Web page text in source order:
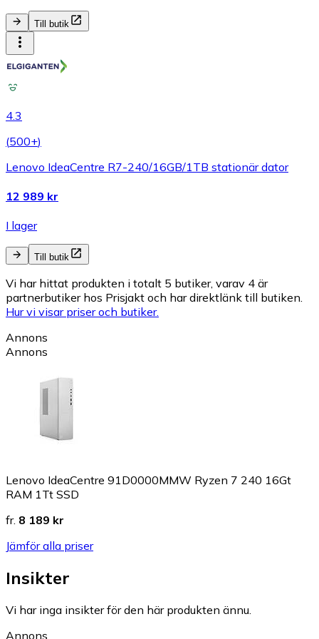
Till butik
4.3
(500+)
Lenovo IdeaCentre R7-240/16GB/1TB stationär dator
12 989 kr
I lager
Till butik
Vi har hittat produkten i totalt 5 butiker, varav 4 är
partnerbutiker hos Prisjakt och har direktlänk till butiken.
Hur vi visar priser och butiker.
Annons
Annons
Lenovo IdeaCentre 91D0000MMW Ryzen 7 240 16Gt
RAM 1Tt SSD
fr. 8 189 kr
Jämför alla priser
Insikter
Vi har inga insikter för den här produkten ännu.
Annons